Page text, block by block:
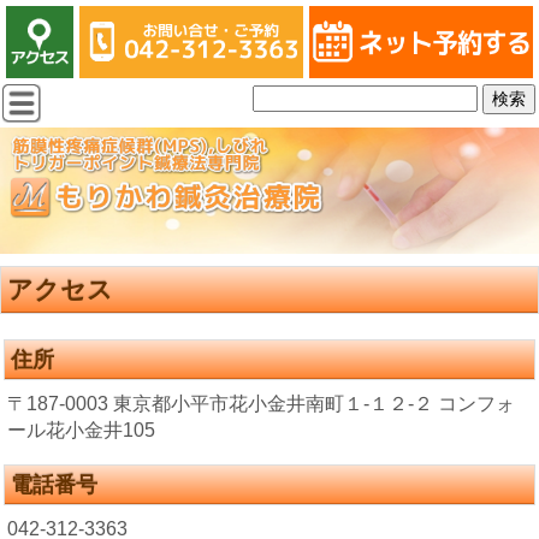
アクセス
住所
〒187-0003 東京都小平市花小金井南町１-１２-２ コンフォ
ール花小金井105
電話番号
042-312-3363